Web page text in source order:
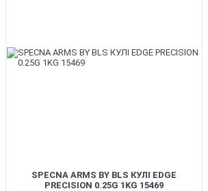
SPECNA ARMS BY BLS КУЛІ EDGE
PRECISION 0.25G 1KG 15469